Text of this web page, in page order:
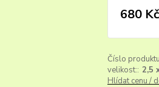
680 Kč
Číslo
velikost:: 2,5
Hlídat cenu /